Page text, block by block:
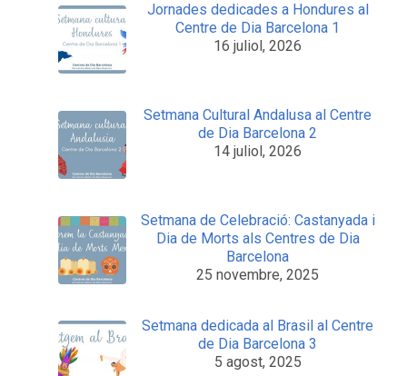
Jornades dedicades a Hondures al
Centre de Dia Barcelona 1
16 juliol, 2026
Setmana Cultural Andalusa al Centre
de Dia Barcelona 2
14 juliol, 2026
Setmana de Celebració: Castanyada i
Dia de Morts als Centres de Dia
Barcelona
25 novembre, 2025
Setmana dedicada al Brasil al Centre
de Dia Barcelona 3
5 agost, 2025